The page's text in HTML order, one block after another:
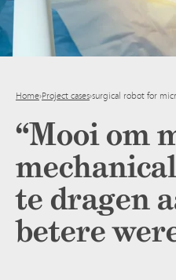
Home›Project cases›surgical robot for
“Mooi om
te dragen
betere